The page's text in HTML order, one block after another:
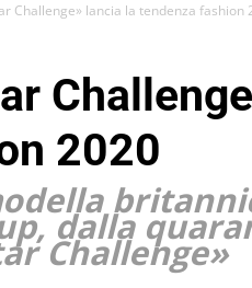
Challenge» lancia la tendenza fashion
2020
dalla
Challenge»